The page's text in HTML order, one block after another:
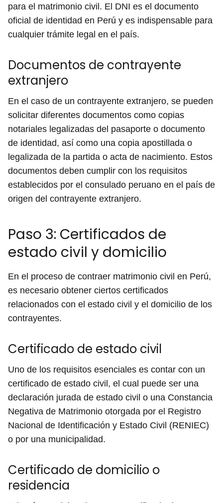
para el matrimonio civil. El DNI es el documento
oficial de identidad en Perú y es indispensable para
cualquier trámite legal en el país.
Documentos de contrayente
extranjero
En el caso de un contrayente extranjero, se pueden
solicitar diferentes documentos como copias
notariales legalizadas del pasaporte o documento
de identidad, así como una copia apostillada o
legalizada de la partida o acta de nacimiento. Estos
documentos deben cumplir con los requisitos
establecidos por el consulado peruano en el país de
origen del contrayente extranjero.
Paso 3: Certificados de
estado civil y domicilio
En el proceso de contraer matrimonio civil en Perú,
es necesario obtener ciertos certificados
relacionados con el estado civil y el domicilio de los
contrayentes.
Certificado de estado civil
Uno de los requisitos esenciales es contar con un
certificado de estado civil, el cual puede ser una
declaración jurada de estado civil o una Constancia
Negativa de Matrimonio otorgada por el Registro
Nacional de Identificación y Estado Civil (RENIEC)
o por una municipalidad.
Certificado de domicilio o
residencia